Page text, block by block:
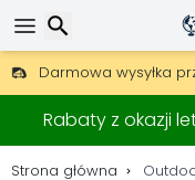
Darmowa wysyłka
30 dni na zwrot, 90
Najlepsze ceny na
Rabaty z okazji
Strona główna
Wyszukaj